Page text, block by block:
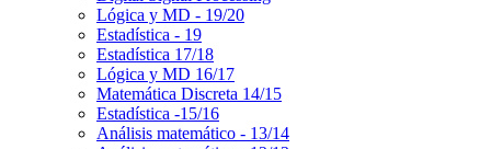
Lógica y MD - 19/20
Estadística - 19
Estadística 17/18
Lógica y MD 16/17
Matemática Discreta 14/15
Estadística -15/16
Análisis matemático - 13/14